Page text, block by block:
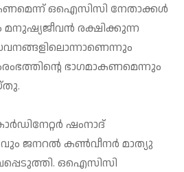
ഒഐസിസി നേതാക്കള്‍
മനുഷ്യജീവന്‍ രക്ഷിക്കുന്ന
ഭാഗമാകണമെന്നും
ഷംനാദ്
ജനറല്‍ കണ്‍വീനര്‍ മാത്യു
ഒഐസിസി